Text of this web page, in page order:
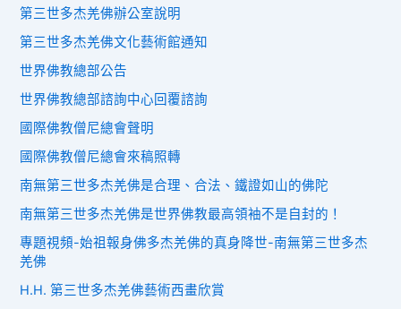
第三世多杰羌佛辦公室說明
第三世多杰羌佛文化藝術館通知
世界佛教總部公告
世界佛教總部諮詢中心回覆諮詢
國際佛教僧尼總會聲明
國際佛教僧尼總會來稿照轉
南無第三世多杰羌佛是合理、合法、鐵證如山的佛陀
南無第三世多杰羌佛是世界佛教最高領袖不是自封的！
專題視頻-始祖報身佛多杰羌佛的真身降世-南無第三世多杰
羌佛
H.H. 第三世多杰羌佛藝術西畫欣賞